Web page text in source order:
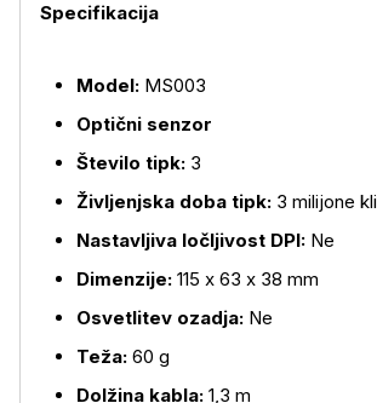
Več o izdelku
Specifikacija
Model: MS003
Optični senzor
Število tipk: 3
Življenjska doba tipk: 3 milijone
Nastavljiva ločljivost DPI: Ne
Dimenzije: 115 x 63 x 38 mm
Osvetlitev ozadja: Ne
Teža: 60 g
Dolžina kabla: 1,3 m